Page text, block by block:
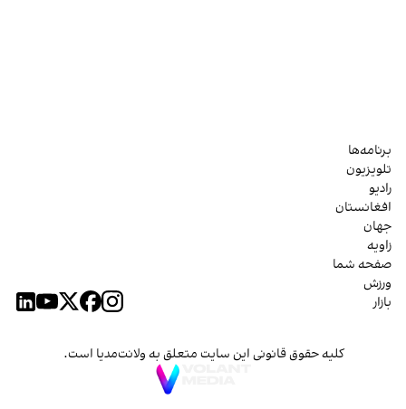
برنامه‌ها
تلویزیون
رادیو
افغانستان
جهان
زاویه
صفحه شما
ورزش
بازار
کلیه حقوق قانونی این سایت متعلق به ولانت‌مدیا است.